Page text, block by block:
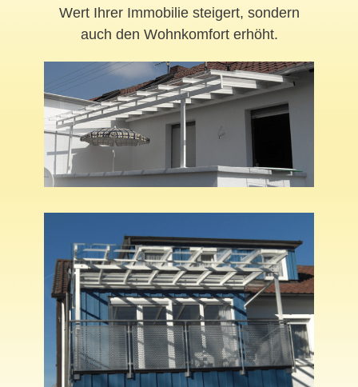
Wert Ihrer Immobilie steigert, sondern
auch den Wohnkomfort erhöht.